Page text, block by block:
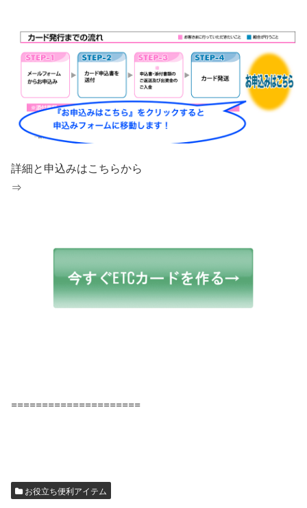
詳細と申込みはこちらから
⇒
=====================
お役立ち便利アイテム